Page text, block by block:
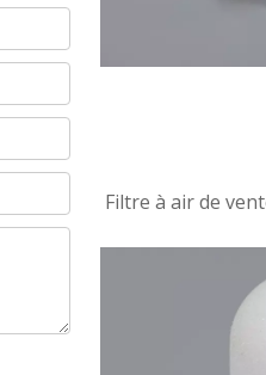
Filtre à air de